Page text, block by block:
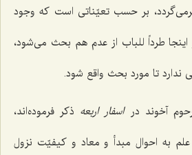
بر حسب تعیّناتی است که وجود
اینجا طرداً للباب از عدم هم بحث می‌شود،
ندارد تا مورد بحث واقع شود.
آخوند دراسفار اربعه ذکر فرموده‌اند،
به احوال مبدأ و معاد و کیفیّت نزول